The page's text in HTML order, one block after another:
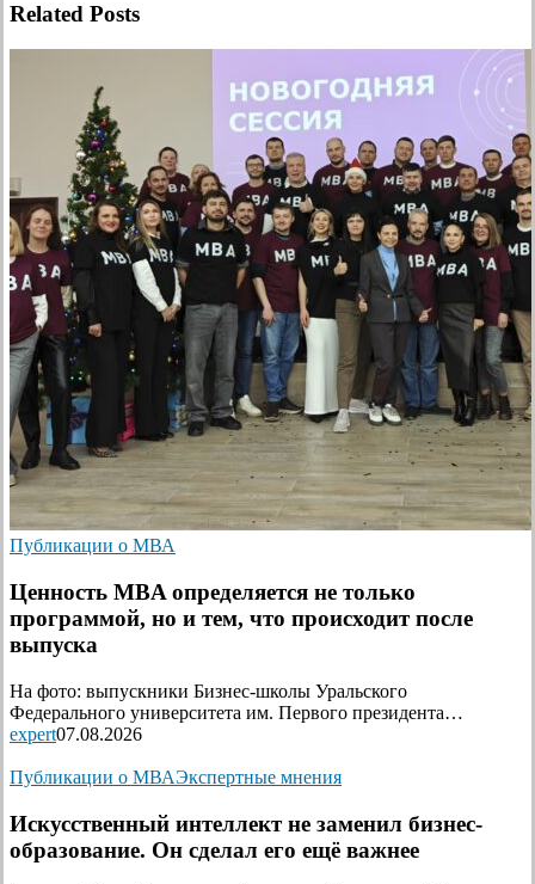
Related Posts
Публикации о МВА
Ценность MBA определяется не только
программой, но и тем, что происходит после
выпуска
На фото: выпускники Бизнес-школы Уральского
Федерального университета им. Первого президента…
expert07.08.2026
Публикации о МВАЭкспертные мнения
Искусственный интеллект не заменил бизнес-
образование. Он сделал его ещё важнее